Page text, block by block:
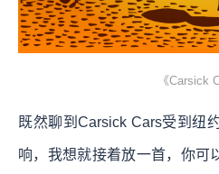
《Carsick
既然聊到Carsick Cars受到纽
响，我想就接着放一首，你可